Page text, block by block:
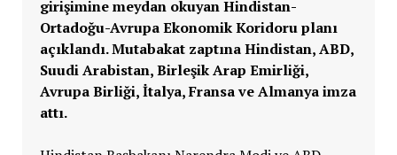
girişimine meydan okuyan Hindistan-
Ortadoğu-Avrupa Ekonomik Koridoru planı
açıklandı. Mutabakat zaptına Hindistan, ABD,
Suudi Arabistan, Birleşik Arap Emirliği,
Avrupa Birliği, İtalya, Fransa ve Almanya imza
attı.